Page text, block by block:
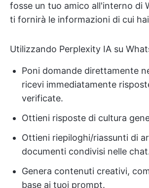
fosse un tuo amico all'interno di
ti fornirà le informazioni di cui
Utilizzando Perplexity IA su
Poni domande direttamente
ricevi immediatamente
verificate.
Ottieni risposte di cultura
Ottieni riepiloghi/riassunti di
documenti condivisi nelle
Genera contenuti creativi,
base ai tuoi prompt.